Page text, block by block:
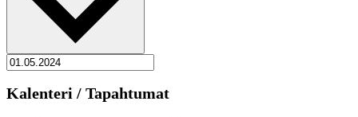
Kalenteri / Tapahtumat